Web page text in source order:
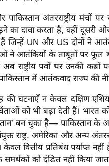
अंतरराष्ट्रीय मंचों
दावा करता है, वहीं दूसरी
जिन्हें UN और US दोनों ने
ने आतंकियों के ताबूतों पर फूल
राष्ट्रीय पर्वों पर उनकी
में आतंकवाद राज्य की
घटनाएँ न केवल दक्षिण
को भी बढ़ा देती हैं। भारत
बन चुका है— पाकिस्तान
राष्ट्र, अमेरिका और अन्य
केवल वित्तीय प्रतिबंध पर्याप्त
को दंडित नहीं किया